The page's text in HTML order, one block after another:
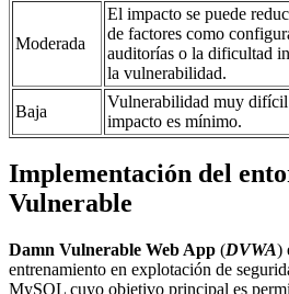
Moderada
El impacto se puede
de factores como
auditorías o la dificultad
la vulnerabilidad.
Baja
Vulnerabilidad muy
impacto es mínimo.
Implementación del
Vulnerable
Damn Vulnerable Web App (DVWA)
entrenamiento en explotación de
MySQL cuyo objetivo principal es